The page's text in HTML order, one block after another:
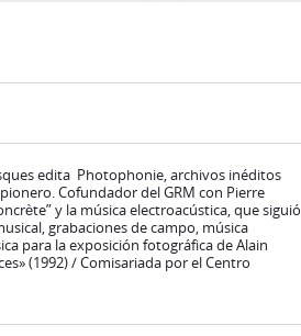
edita Photophonie, archivos inéditos
Cofundador del GRM con Pierre
y la música electroacústica, que siguió
grabaciones de campo, música
para la exposición fotográfica de Alain
(1992) / Comisariada por el Centro